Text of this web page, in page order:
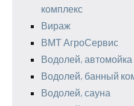
комплекс
Вираж
ВМТ АгроСервис
Водолей, автомойка
Водолей, банный
Водолей, сауна